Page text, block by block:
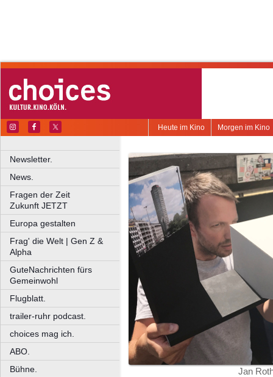
Morgen im Kino
Heute im Kino
Newsletter.
News.
Fragen der Zeit
Zukunft JETZT
Europa gestalten
Frag' die Welt | Gen Z &
Alpha
GuteNachrichten fürs
Gemeinwohl
Flugblatt.
trailer-ruhr podcast.
choices mag ich.
ABO.
Bühne.
Jan